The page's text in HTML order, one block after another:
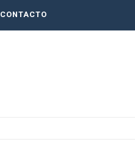
CONTACTO